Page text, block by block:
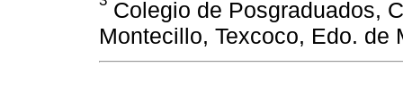
Colegio de Posgraduados,
Montecillo, Texcoco, Edo. de